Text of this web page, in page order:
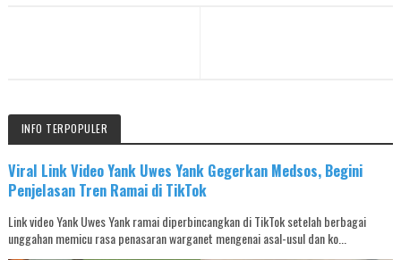
INFO TERPOPULER
Viral Link Video Yank Uwes Yank Gegerkan Medsos, Begini
Penjelasan Tren Ramai di TikTok
Link video Yank Uwes Yank ramai diperbincangkan di TikTok setelah berbagai
unggahan memicu rasa penasaran warganet mengenai asal-usul dan ko...